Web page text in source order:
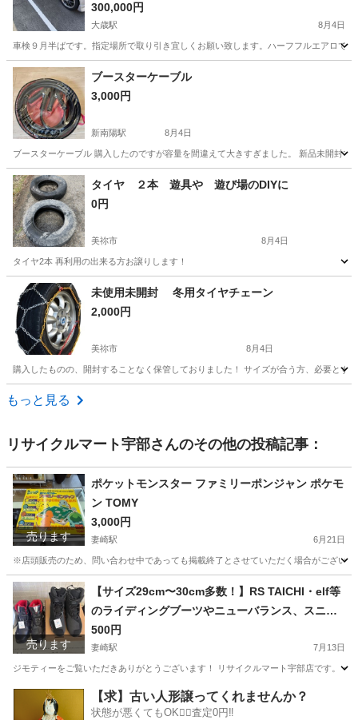
300,000円
大歳駅 8月4日
車検９月半ばです。指定場所で取り引き宜しくお願い致します。ハーフフルエアロで
山口 山口市 大歳駅 その他
ブースターケーブル
3,000円
新南陽駅 8月4日
ブースターケーブル 購入したのですが容量を間違えて大きすぎました。 新品未開封
山口 周南市 新南陽駅 車のパーツ
タイヤ ２本 遊具や 遊び場のDIYに
0円
美祢市 8月4日
タイヤ2本 再利用の出来る方お譲りします！
山口 美祢市 タイヤ、ホイール タイヤ
未使用未開封 冬用タイヤチェーン
2,000円
美祢市 8月4日
購入したものの、開封することなく保管しておりました！ サイズが合う方、必要とす
山口 美祢市
もっと見る
リサイクルマート宇部さんのその他の投稿記事：
売ります
ポケットモンスター ファミリーポンジャン ポケモ
ン TOMY
3,000円
妻崎駅 6月21日
※店頭販売のため、問い合わせ中であっても掲載終了とさせていただく場合がござい
山口 宇部市 妻崎駅
売ります
【サイズ29cm〜30cm多数！】RS TAICHI・elf等
のライディングブーツやニューバランス、スニー
カー各種格安でお譲りします！【リサイクルマー
ト宇部店】
500円
妻崎駅 7月13日
ジモティーをご覧いただきありがとうございます！ リサイクルマート宇部店です。
山口 宇部市 妻崎駅 靴 価格
【求】古い人形譲ってくれませんか？
状態が悪くてもOK🙆‍♀️査定0円‼️